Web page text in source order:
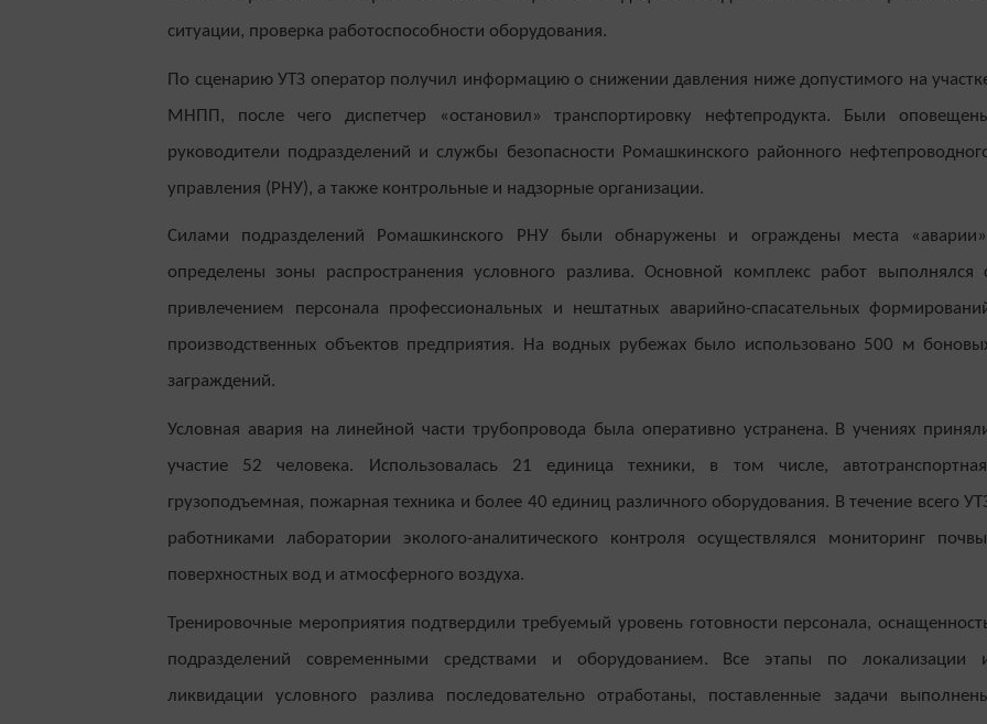
ситуации, проверка работоспособности оборудования.
По сценарию УТЗ оператор получил информацию о снижении давления ниже допустимого на
МНПП, после чего диспетчер «остановил» транспортировку нефтепродукта. Были
руководители подразделений и службы безопасности Ромашкинского районного
управления (РНУ), а также контрольные и надзорные организации.
Силами подразделений Ромашкинского РНУ были обнаружены и ограждены места
определены зоны распространения условного разлива. Основной комплекс работ выполнялся
привлечением персонала профессиональных и нештатных аварийно-спасательных
производственных объектов предприятия. На водных рубежах было использовано 500 м
заграждений.
Условная авария на линейной части трубопровода была оперативно устранена. В учениях
участие 52 человека. Использовалась 21 единица техники, в том числе,
грузоподъемная, пожарная техника и более 40 единиц различного оборудования. В течение всего
работниками лаборатории эколого-аналитического контроля осуществлялся мониторинг
поверхностных вод и атмосферного воздуха.
Тренировочные мероприятия подтвердили требуемый уровень готовности персонала,
подразделений современными средствами и оборудованием. Все этапы по локализации
ликвидации условного разлива последовательно отработаны, поставленные задачи